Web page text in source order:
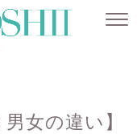
女の違い】